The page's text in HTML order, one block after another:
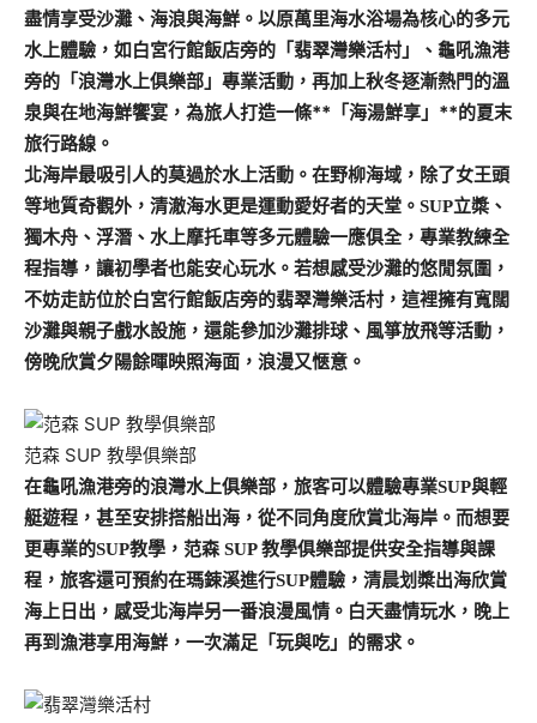
盡情享受沙灘、海浪與海鮮。以原萬里海水浴場為核心的多元
水上體驗，如白宮行館飯店旁的「翡翠灣樂活村」、龜吼漁港
旁的「浪灣水上俱樂部」專業活動，再加上秋冬逐漸熱門的溫
泉與在地海鮮饗宴，為旅人打造一條**「海湯鮮享」**的夏末
旅行路線。
北海岸最吸引人的莫過於水上活動。在野柳海域，除了女王頭
等地質奇觀外，清澈海水更是運動愛好者的天堂。SUP立槳、
獨木舟、浮潛、水上摩托車等多元體驗一應俱全，專業教練全
程指導，讓初學者也能安心玩水。若想感受沙灘的悠閒氛圍，
不妨走訪位於白宮行館飯店旁的翡翠灣樂活村，這裡擁有寬闊
沙灘與親子戲水設施，還能參加沙灘排球、風箏放飛等活動，
傍晚欣賞夕陽餘暉映照海面，浪漫又愜意。
范森 SUP 教學俱樂部
在龜吼漁港旁的浪灣水上俱樂部，旅客可以體驗專業SUP與輕
艇遊程，甚至安排搭船出海，從不同角度欣賞北海岸。而想要
更專業的SUP教學，范森 SUP 教學俱樂部提供安全指導與課
程，旅客還可預約在瑪鋉溪進行SUP體驗，清晨划槳出海欣賞
海上日出，感受北海岸另一番浪漫風情。白天盡情玩水，晚上
再到漁港享用海鮮，一次滿足「玩與吃」的需求。